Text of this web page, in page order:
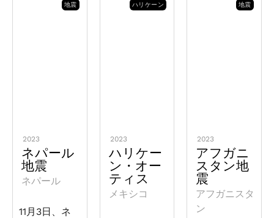
地震
2023
ネパール
地震
ネパール
11月3日、ネ
ハリケーン
2023
ハリケー
ン・オー
ティス
メキシコ
地震
2023
アフガニ
スタン地
震
アフガニスタ
ン